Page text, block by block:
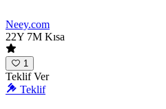
Neey.com
22Y 7M Kısa
1
Teklif Ver
Teklif